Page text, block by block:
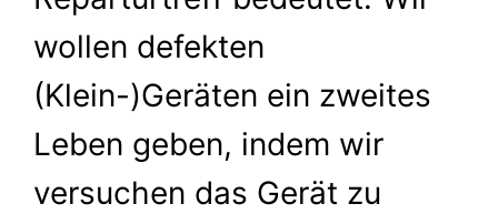
wollen defekten
(Klein-)Geräten ein zweites
Leben geben, indem wir
versuchen das Gerät zu